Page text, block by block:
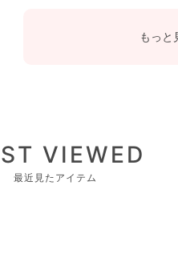
もっと
VIEWED
最近見たアイテム